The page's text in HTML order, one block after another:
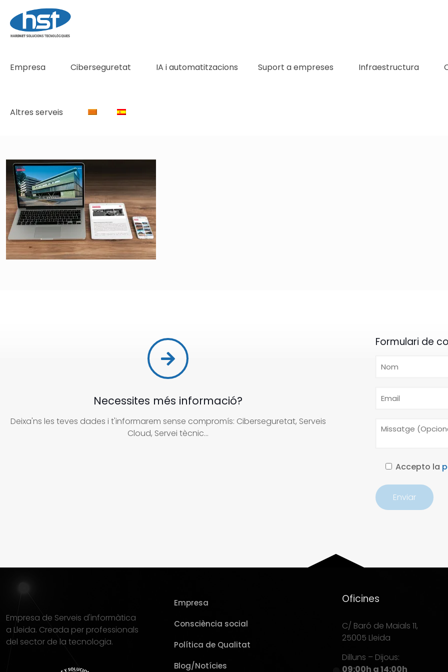
Empresa Ciberseguretat IA i automatitzacions Suport a empreses Infraestructura
Altres serveis
Necessites més informació?
Deixa'ns les teves dades i t'informarem sense compromís: Ciberseguretat, Serveis
Cloud, Servei tècnic...
Formulari de
Accepto la
Empresa de Serveis d'informàtica
a Lleida. Creada per professionals
del sector de la tecnologia.
Empresa
Consciència social
Política de Qualitat
Blog/Notícies
Oficines
C/ Baró de Maials 11,
25005 Lleida
Dilluns – Dijous:
09:00h a 14:00h